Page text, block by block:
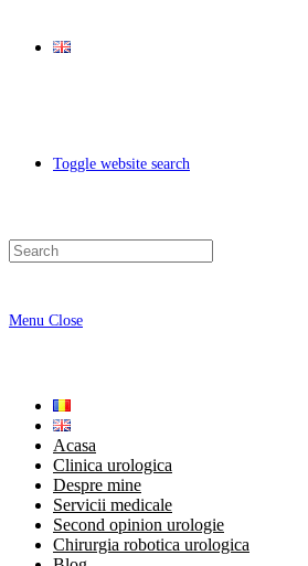
Toggle website search
Menu Close
Acasa
Clinica urologica
Despre mine
Servicii medicale
Second opinion urologie
Chirurgia robotica urologica